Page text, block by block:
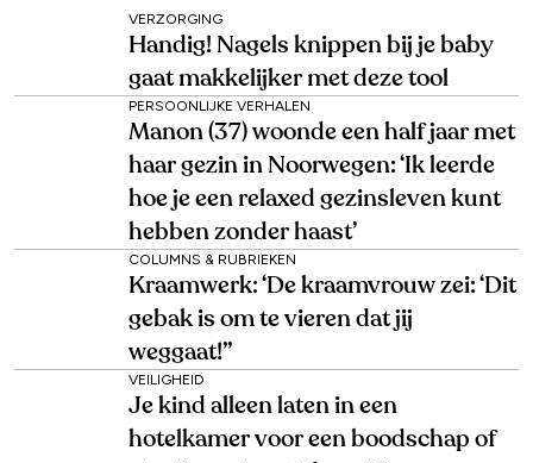
VERZORGING
Handig! Nagels knippen bij je baby
gaat makkelijker met deze tool
PERSOONLIJKE VERHALEN
Manon (37) woonde een half jaar met
haar gezin in Noorwegen: ‘Ik leerde
hoe je een relaxed gezinsleven kunt
hebben zonder haast’
COLUMNS & RUBRIEKEN
Kraamwerk: ‘De kraamvrouw zei: ‘Dit
gebak is om te vieren dat jij
weggaat!’’
VEILIGHEID
Je kind alleen laten in een
hotelkamer voor een boodschap of